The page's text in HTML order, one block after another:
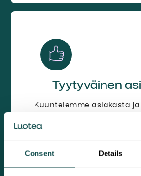
Consent Details
Tyytyväinen
Kuuntelemme asiakasta
läpinäkyvästi ja